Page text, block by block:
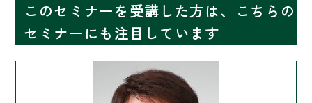
このセミナーを受講した方は、こちらの
セミナーにも注目しています